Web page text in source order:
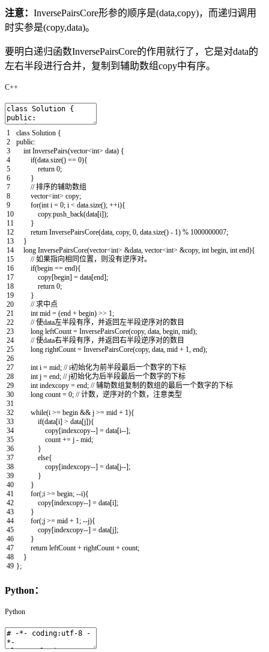
注意： InversePairsCore形参的顺序是(data,copy)，而递归调用
时实参是(copy,data)。
要明白递归函数InversePairsCore的作用就行了，它是对data的
左右半段进行合并，复制到辅助数组copy中有序。
C++
1
2
3
4
5
6
7
8
9
10
11
12
13
14
15
16
17
18
19
20
21
22
23
24
25
26
27
28
29
30
31
32
33
34
35
36
37
38
39
40
41
42
43
44
45
46
47
48
49
class Solution {
public:
int InversePairs(vector<int> data) {
if(data.size() == 0){
return 0;
}
// 排序的辅助数组
vector<int> copy;
for(int i = 0; i < data.size(); ++i){
copy.push_back(data[i]);
}
return InversePairsCore(data, copy, 0, data.size() - 1) % 1000000007;
}
long InversePairsCore(vector<int> &data, vector<int> &copy, int begin, int end){
// 如果指向相同位置，则没有逆序对。
if(begin == end){
copy[begin] = data[end];
return 0;
}
// 求中点
int mid = (end + begin) >> 1;
// 使data左半段有序，并返回左半段逆序对的数目
long leftCount = InversePairsCore(copy, data, begin, mid);
// 使data右半段有序，并返回右半段逆序对的数目
long rightCount = InversePairsCore(copy, data, mid + 1, end);
int i = mid; // i初始化为前半段最后一个数字的下标
int j = end; // j初始化为后半段最后一个数字的下标
int indexcopy = end; // 辅助数组复制的数组的最后一个数字的下标
long count = 0; // 计数，逆序对的个数，注意类型
while(i >= begin && j >= mid + 1){
if(data[i] > data[j]){
copy[indexcopy--] = data[i--];
count += j - mid;
}
else{
copy[indexcopy--] = data[j--];
}
}
for(;i >= begin; --i){
copy[indexcopy--] = data[i];
}
for(;j >= mid + 1; --j){
copy[indexcopy--] = data[j];
}
return leftCount + rightCount + count;
}
};
Python：
Python